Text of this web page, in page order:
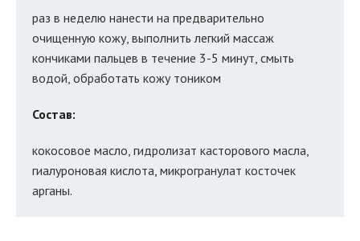
раз в неделю нанести на предварительно
очищенную кожу, выполнить легкий массаж
кончиками пальцев в течение 3-5 минут, смыть
водой, обработать кожу тоником
Состав:
кокосовое масло, гидролизат касторового масла,
гиалуроновая кислота, микрогранулат косточек
арганы.